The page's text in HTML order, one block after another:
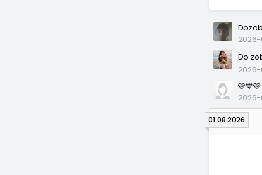
2026-
Do
🩷💙🩷
01.08.2026